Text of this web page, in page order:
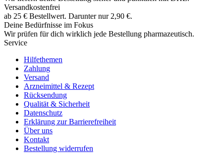
Versandkostenfrei
ab 25 € Bestellwert. Darunter nur 2,90 €.
Deine Bedürfnisse im Fokus
Wir prüfen für dich wirklich jede Bestellung pharmazeutisch.
Service
Hilfethemen
Zahlung
Versand
Arzneimittel & Rezept
Rücksendung
Qualität & Sicherheit
Datenschutz
Erklärung zur Barrierefreiheit
Über uns
Kontakt
Bestellung widerrufen